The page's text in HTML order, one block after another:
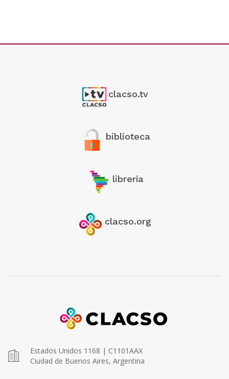
clacso.tv
biblioteca
librería
clacso.org
Estados Unidos 1168 | C1101AAX
Ciudad de Buenos Aires, Argentina